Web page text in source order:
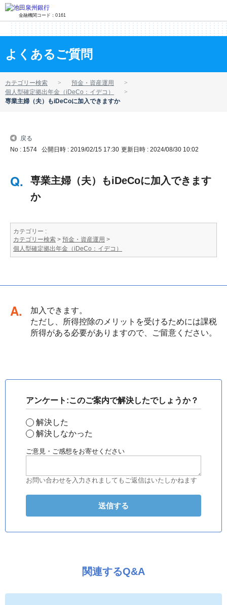
金融機関コード：0161
よくあるご質問
カテゴリー検索
預金・資産運用
個人型確定拠出年金（iDeCo：イデコ）
専業主婦（夫）もiDeCoに加入できますか
戻る
No : 1574 公開日時 : 2019/02/15 17:30 更新日時 : 2024/08/30 10:02
専業主婦（夫）もiDeCoに加入できます
か
カテゴリー :
カテゴリー検索 > 預金・資産運用 >
個人型確定拠出年金（iDeCo：イデコ）
回答
加入できます。
ただし、所得控除のメリットを受けるためには課税
所得がある必要がありますので、ご留意ください。
アンケート:このご案内で解決したでしょうか？
解決した
解決しなかった
ご意見・ご感想をお寄せください
お問い合わせを入力されましてもご返信はいたしかねます
関連するQ&A